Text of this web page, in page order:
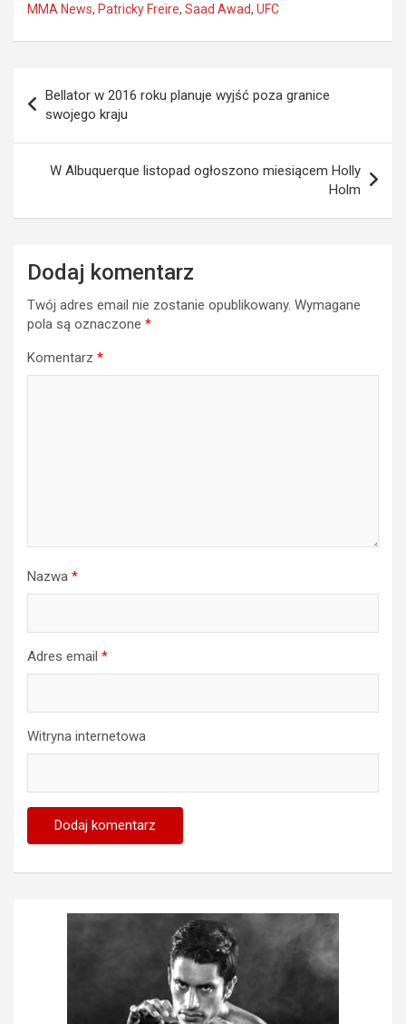
MMA News, Patricky Freire, Saad Awad, UFC
wpisu
Bellator w 2016 roku planuje wyjść poza granice
swojego kraju
W Albuquerque listopad ogłoszono miesiącem Holly
Holm
Dodaj komentarz
Twój adres email nie zostanie opublikowany. Wymagane
pola są oznaczone *
Komentarz *
Nazwa *
Adres email *
Witryna internetowa